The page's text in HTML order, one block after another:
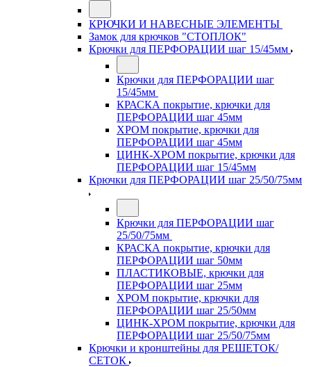
КРЮЧКИ И НАВЕСНЫЕ ЭЛЕМЕНТЫ
Замок для крючков "СТОПЛОК"
Крючки для ПЕРФОРАЦИИ шаг 15/45мм
Крючки для ПЕРФОРАЦИИ шаг
15/45мм
КРАСКА покрытие, крючки для
ПЕРФОРАЦИИ шаг 45мм
ХРОМ покрытие, крючки для
ПЕРФОРАЦИИ шаг 45мм
ЦИНК-ХРОМ покрытие, крючки для
ПЕРФОРАЦИИ шаг 15/45мм
Крючки для ПЕРФОРАЦИИ шаг 25/50/75мм
Крючки для ПЕРФОРАЦИИ шаг
25/50/75мм
КРАСКА покрытие, крючки для
ПЕРФОРАЦИИ шаг 50мм
ПЛАСТИКОВЫЕ, крючки для
ПЕРФОРАЦИИ шаг 25мм
ХРОМ покрытие, крючки для
ПЕРФОРАЦИИ шаг 25/50мм
ЦИНК-ХРОМ покрытие, крючки для
ПЕРФОРАЦИИ шаг 25/50/75мм
Крючки и кронштейны для РЕШЕТОК/
СЕТОК